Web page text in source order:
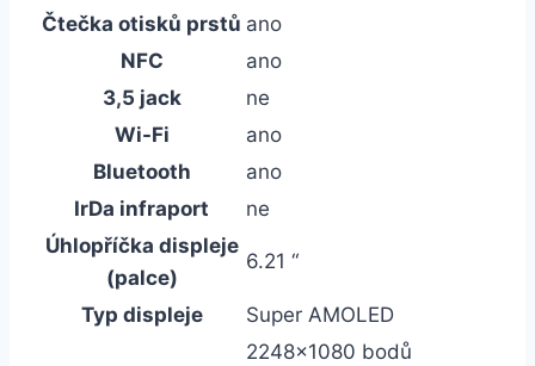
Čtečka otisků prstů ano
NFC
ano
3,5 jack
ne
Wi-Fi
ano
Bluetooth
ano
IrDa infraport
ne
Úhlopříčka displeje
(palce)
6.21 “
Typ displeje
Super AMOLED
2248×1080 bodů